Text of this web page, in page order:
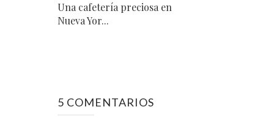
Una cafetería preciosa en
Nueva Yor...
5 COMENTARIOS